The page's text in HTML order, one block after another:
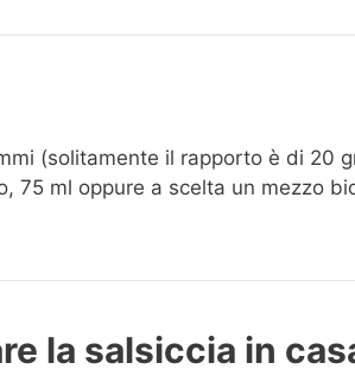
(solitamente il rapporto è di 20
75 ml oppure a scelta un mezzo
la salsiccia in